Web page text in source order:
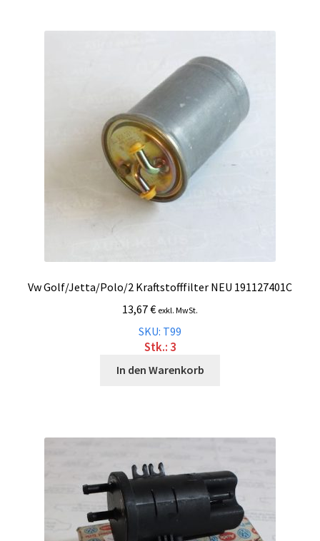
Vw Golf/Jetta/Polo/2 Kraftstofffilter NEU 191127401C
13,67€ exkl. MwSt.
SKU: T99
Stk.: 3
In den Warenkorb